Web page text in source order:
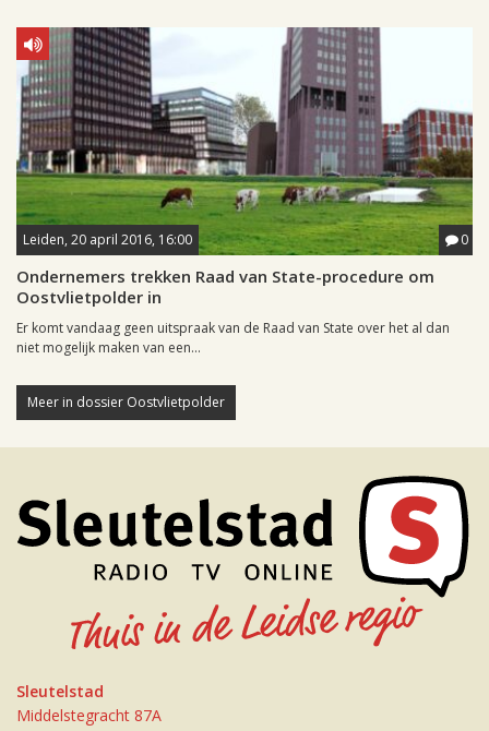
Leiden, 20 april 2016, 16:00 0
Ondernemers trekken Raad van State-procedure om
Oostvlietpolder in
Er komt vandaag geen uitspraak van de Raad van State over het al dan
niet mogelijk maken van een...
Meer in dossier Oostvlietpolder
Sleutelstad
Middelstegracht 87A